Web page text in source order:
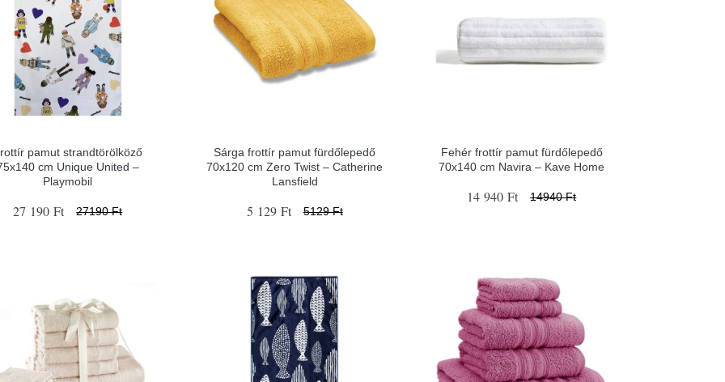
pamut strandtörölköző
cm Unique United –
Playmobil
27 190 Ft 27190 Ft
Sárga frottír pamut fürdőlepedő
70x120 cm Zero Twist – Catherine
Lansfield
5 129 Ft 5129 Ft
Fehér frottír pamut fürdőlepedő
70x140 cm Navira – Kave Home
14 940 Ft 14940 Ft